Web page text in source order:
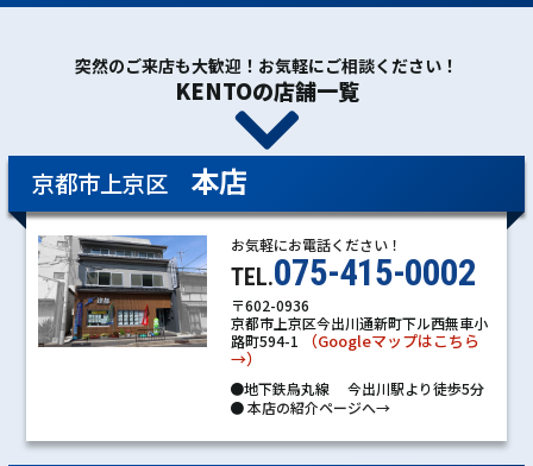
突然のご来店も大歓迎！お気軽にご相談ください！
KENTOの店舗一覧
京都市上京区 本店
お気軽にお電話ください！
TEL.075-415-0002
〒602-0936
京都市上京区今出川通新町下ル西無車小
路町594-1
（Googleマップはこちら
→）
●地下鉄烏丸線 今出川駅より徒歩5分
●本店の紹介ページへ→